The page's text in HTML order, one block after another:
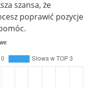
szansa, że
poprawić pozycje